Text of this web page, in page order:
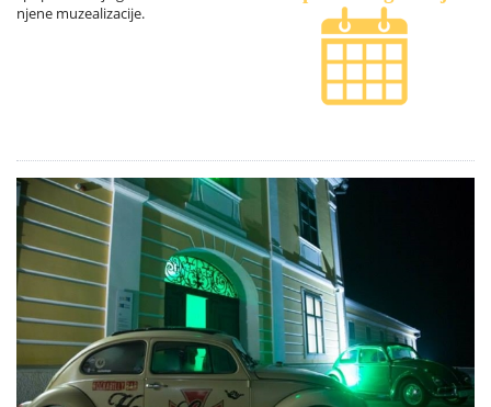
njene muzealizacije.